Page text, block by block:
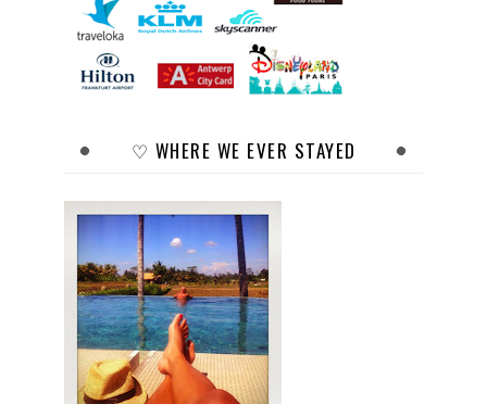
♡ WHERE WE EVER STAYED